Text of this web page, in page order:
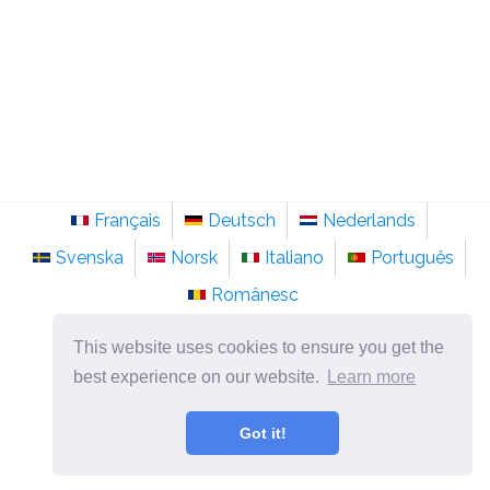
This website uses cookies to ensure you get the
best experience on our website.
Learn more
Got it!
Français Deutsch
Nederlands
Svenska
Norsk Italiano
Português
Românesc
©2026sv.sainte-anastasie.org
Psykologi, filosofi och tänkande om livet.